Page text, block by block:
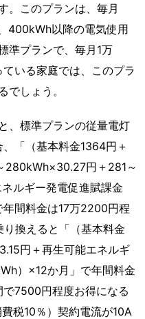
。このプランは、毎月
400kWh以降の電気使用
準プランで、毎月1万
いる家庭では、このプラ
でしょう。
、標準プランの従量電灯
「（基本料金1364円＋
280kWh×30.27円＋281～
ルギー発電促進賦課金
間料金は17万2200円程
換えると「（基本料金
円＋再生可能エネルギ
）×12か月」で年間料金
7500円程度お得になる
税10％）契約電流が10A